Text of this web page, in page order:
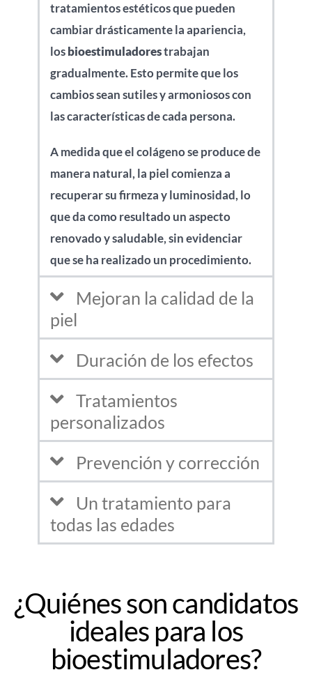
tratamientos estéticos que pueden
cambiar drásticamente la apariencia,
losbioestimuladorestrabajan
gradualmente. Esto permite que los
cambios sean sutiles y armoniosos con
las características de cada persona.
A medida que el colágeno se produce de
manera natural, la piel comienza a
recuperar su firmeza y luminosidad, lo
que da como resultado un aspecto
renovado y saludable, sin evidenciar
que se ha realizado un procedimiento.
Mejoran la calidad de la
piel
Duración de los efectos
Tratamientos
personalizados
Prevención y corrección
Un tratamiento para
todas las edades
¿Quiénes son candidatos
ideales para los
bioestimuladores?